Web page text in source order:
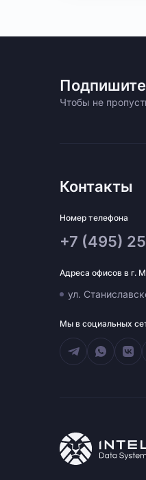
Чтобы не
Контакты
Номер телефона
+7 (495)
Адреса офисов в г.
ул.
Мы в социальных